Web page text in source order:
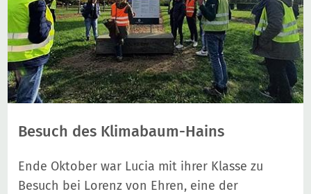
Besuch des Klimabaum-Hains
Ende Oktober war Lucia mit ihrer Klasse zu
Besuch bei Lorenz von Ehren, eine der